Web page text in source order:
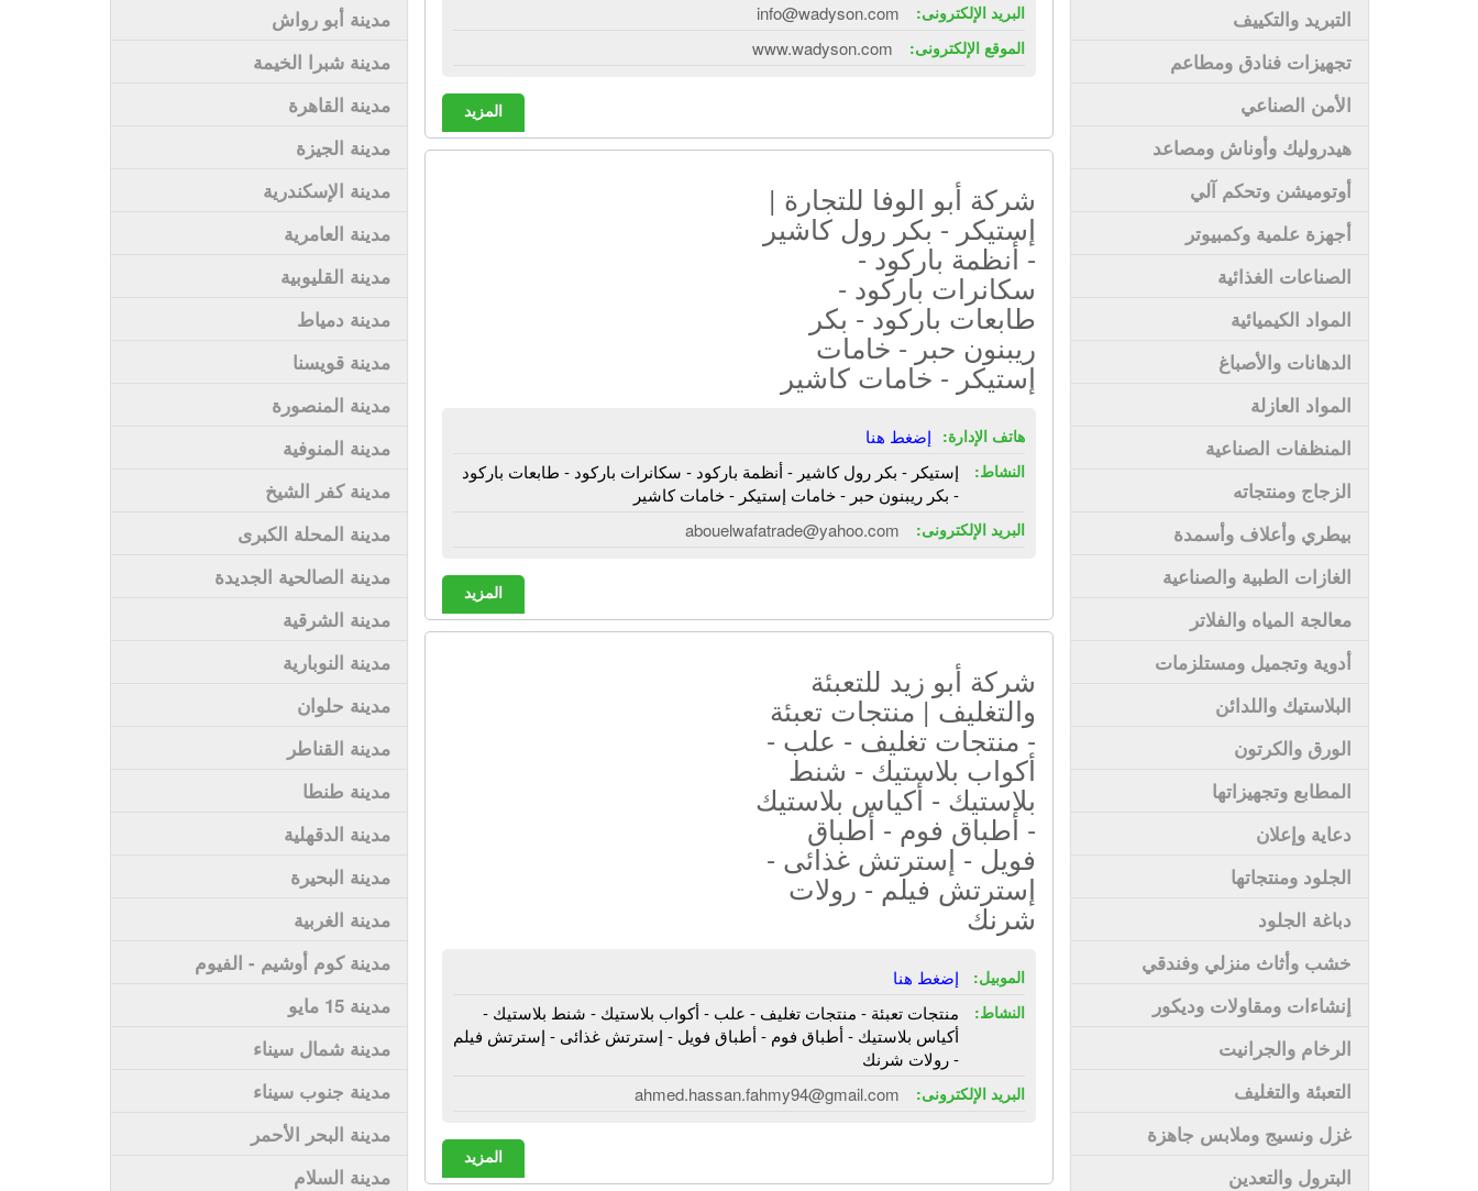
التبريد والتكييف
تجهيزات فنادق ومطاعم
الأمن الصناعي
هيدروليك وأوناش ومصاعد
أوتوميشن وتحكم آلي
أجهزة علمية وكمبيوتر
الصناعات الغذائية
المواد الكيميائية
الدهانات والأصباغ
المواد العازلة
المنظفات الصناعية
الزجاج ومنتجاته
بيطري وأعلاف وأسمدة
الغازات الطبية والصناعية
معالجة المياه والفلاتر
أدوية وتجميل ومستلزمات
البلاستيك واللدائن
الورق والكرتون
المطابع وتجهيزاتها
دعاية وإعلان
الجلود ومنتجاتها
دباغة الجلود
خشب وأثاث منزلي وفندقي
إنشاءات ومقاولات وديكور
الرخام والجرانيت
التعبئة والتغليف
غزل ونسيج وملابس جاهزة
البترول والتعدين
البريد الإلكترونى: info@wadyson.com
الموقع الإلكترونى: www.wadyson.com
المزيد
شركة أبو الوفا للتجارة |
إستيكر - بكر رول كاشير
- أنظمة باركود -
سكانرات باركود -
طابعات باركود - بكر
ريبنون حبر - خامات
إستيكر - خامات كاشير
هاتف الإدارة: إضغط هنا
النشاط:
إستيكر - بكر رول كاشير - أنظمة باركود - سكانرات باركود - طابعات باركود
- بكر ريبنون حبر - خامات إستيكر - خامات كاشير
البريد الإلكترونى: abouelwafatrade@yahoo.com
المزيد
شركة أبو زيد للتعبئة
والتغليف | منتجات تعبئة
- منتجات تغليف - علب -
أكواب بلاستيك - شنط
بلاستيك - أكياس بلاستيك
- أطباق فوم - أطباق
فويل - إسترتش غذائى -
إسترتش فيلم - رولات
شرنك
الموبيل: إضغط هنا
النشاط:
منتجات تعبئة - منتجات تغليف - علب - أكواب بلاستيك - شنط بلاستيك -
أكياس بلاستيك - أطباق فوم - أطباق فويل - إسترتش غذائى - إسترتش فيلم
- رولات شرنك
البريد الإلكترونى: ahmed.hassan.fahmy94@gmail.com
المزيد
مدينة أبو رواش
مدينة شبرا الخيمة
مدينة القاهرة
مدينة الجيزة
مدينة الإسكندرية
مدينة العامرية
مدينة القليوبية
مدينة دمياط
مدينة قويسنا
مدينة المنصورة
مدينة المنوفية
مدينة كفر الشيخ
مدينة المحلة الكبرى
مدينة الصالحية الجديدة
مدينة الشرقية
مدينة النوبارية
مدينة حلوان
مدينة القناطر
مدينة طنطا
مدينة الدقهلية
مدينة البحيرة
مدينة الغربية
مدينة كوم أوشيم - الفيوم
مدينة 15 مايو
مدينة شمال سيناء
مدينة جنوب سيناء
مدينة البحر الأحمر
مدينة السلام